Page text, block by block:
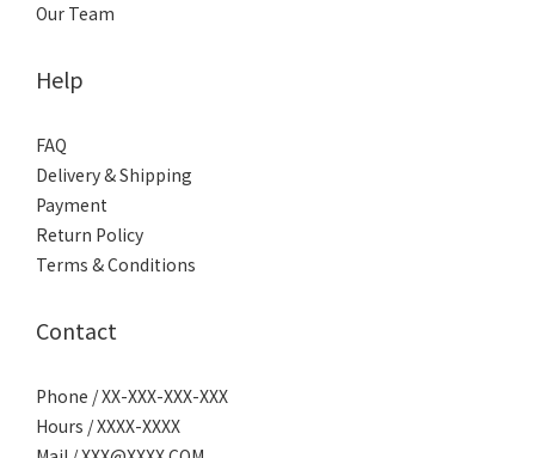
Our Team
Help
FAQ
Delivery & Shipping
Payment
Return Policy
Terms & Conditions
Contact
Phone / XX-XXX-XXX-XXX
Hours / XXXX-XXXX